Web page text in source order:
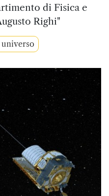
di Fisica e
Righi"